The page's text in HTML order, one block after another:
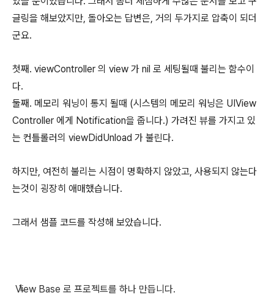
글링을 해보았지만, 돌아오는 답변은, 거의 두가지로 압축이 되더
군요.
첫째. viewController 의 view 가 nil 로 세팅될때 불리는 함수이
다.
둘째. 메모리 워닝이 통지 될때 (시스템의 메모리 워닝은 UIView
Controller 에게 Notification을 줍니다.) 가려진 뷰를 가지고 있
는 컨틀롤러의 viewDidUnload 가 불린다.
하지만, 여전히 불리는 시점이 명확하지 않았고, 사용되지 않는다
는것이 굉장히 애매했습니다.
그래서 샘플 코드를 작성해 보았습니다.
View Base 로 프로젝트를 하나 만듭니다.